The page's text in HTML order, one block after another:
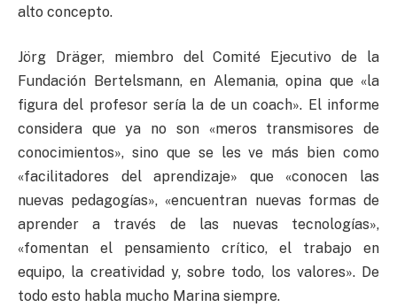
alto concepto.
Jörg Dräger, miembro del Comité Ejecutivo de la
Fundación Bertelsmann, en Alemania, opina que «la
figura del profesor sería la de un coach». El informe
considera que ya no son «meros transmisores de
conocimientos», sino que se les ve más bien como
«facilitadores del aprendizaje» que «conocen las
nuevas pedagogías», «encuentran nuevas formas de
aprender a través de las nuevas tecnologías»,
«fomentan el pensamiento crítico, el trabajo en
equipo, la creatividad y, sobre todo, los valores». De
todo esto habla mucho Marina siempre.